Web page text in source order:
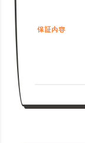
保証内容